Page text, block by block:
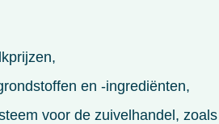
en -ingrediënten,
voor de zuivelhandel,